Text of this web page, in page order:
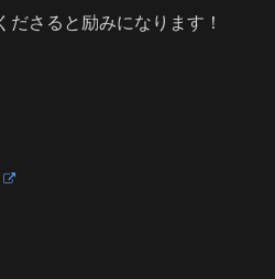
さると励みになります！